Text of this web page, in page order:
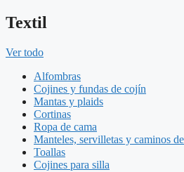
Textil
Ver todo
Alfombras
Cojines y fundas de cojín
Mantas y plaids
Cortinas
Ropa de cama
Manteles, servilletas y caminos
Toallas
Cojines para silla